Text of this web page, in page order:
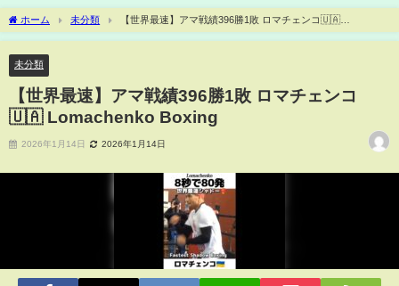
ホーム 未分類
【世界最速】アマ戦績396勝1敗 ロマチェンコ🇺🇦
Lomachenko Boxing
未分類
【世界最速】アマ戦績396勝1敗 ロマチェンコ
🇺🇦 Lomachenko Boxing
2026年1月14日 2026年1月14日